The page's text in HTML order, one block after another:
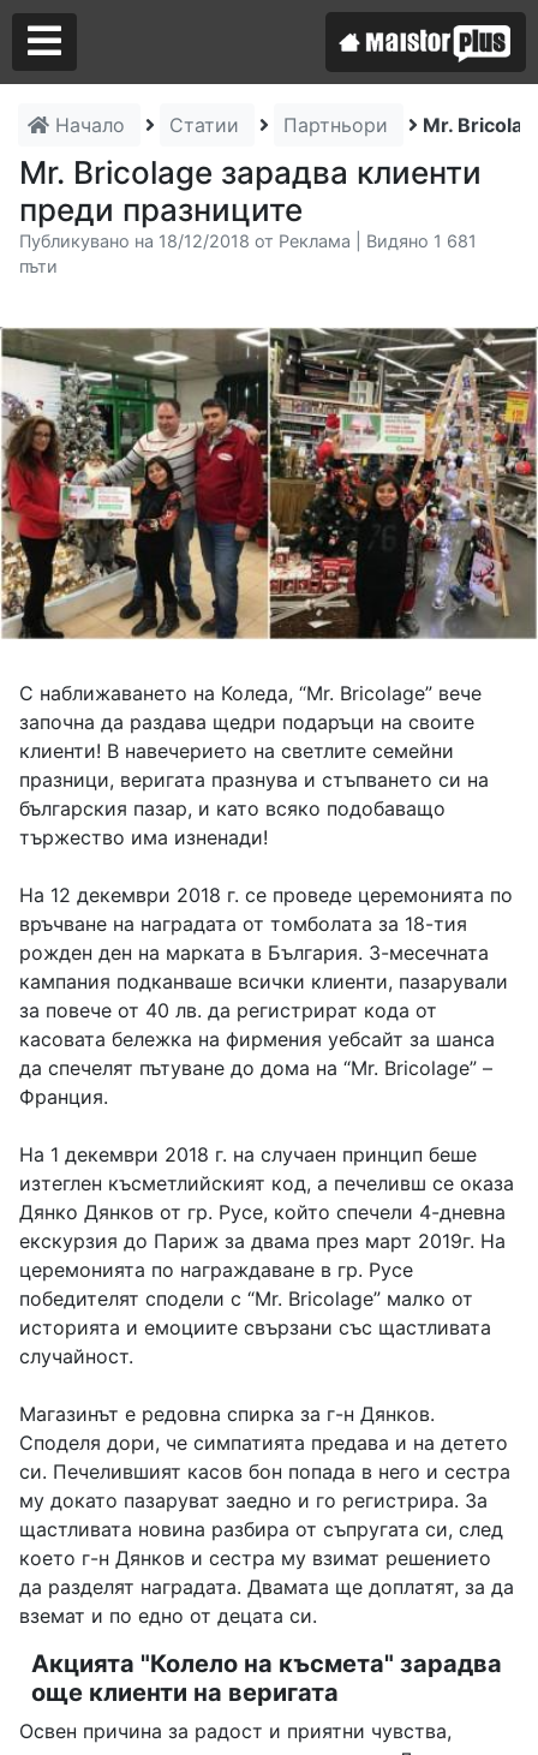
Начало Статии Партньори Mr.
Mr. Bricolage зарадва клиенти
преди празниците
Публикувано на 18/12/2018 от Реклама | Видяно 1 681
пъти
С наближаването на Коледа, “Mr. Bricolage” вече
започна да раздава щедри подаръци на своите
клиенти! В навечерието на светлите семейни
празници, веригата празнува и стъпването си на
българския пазар, и като всяко подобаващо
тържество има изненади!
На 12 декември 2018 г. се проведе церемонията по
връчване на наградата от томболата за 18-тия
рожден ден на марката в България. 3-месечната
кампания подканваше всички клиенти, пазарували
за повече от 40 лв. да регистрират кода от
касовата бележка на фирмения уебсайт за шанса
да спечелят пътуване до дома на “Mr. Bricolage” –
Франция.
На 1 декември 2018 г. на случаен принцип беше
изтеглен късметлийският код, а печеливш се оказа
Дянко Дянков от гр. Русе, който спечели 4-дневна
екскурзия до Париж за двама през март 2019г. На
церемонията по награждаване в гр. Русе
победителят сподели с “Mr. Bricolage” малко от
историята и емоциите свързани със щастливата
случайност.
Магазинът е редовна спирка за г-н Дянков.
Споделя дори, че симпатията предава и на детето
си. Печелившият касов бон попада в него и сестра
му докато пазаруват заедно и го регистрира. За
щастливата новина разбира от съпругата си, след
което г-н Дянков и сестра му взимат решението
да разделят наградата. Двамата ще доплатят, за да
вземат и по едно от децата си.
Акцията "Колело на късмета" зарадва
още клиенти на веригата
Освен причина за радост и приятни чувства,
Аз съм майстор
Търся майстор